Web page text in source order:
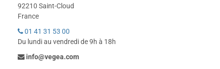
92210 Saint-Cloud
France
01 41 31 53 00
Du lundi au vendredi de 9h à 18h
info@vegea.com